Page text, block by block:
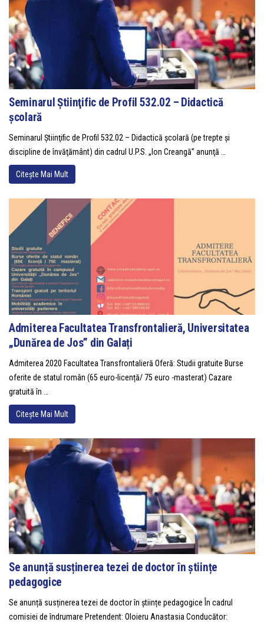
Seminarul Ştiinţific de Profil 532.02 – Didactică
şcolară
Seminarul Ştiinţific de Profil 532.02 – Didactică şcolară (pe trepte şi
discipline de învăţământ) din cadrul U.P.S. „Ion Creangă” anunţă …
Citește Mai Mult
Admiterea Facultatea Transfrontalieră, Universitatea
„Dunărea de Jos” din Galați
Admiterea 2020 Facultatea Transfrontalieră Oferă: Studii gratuite Burse
oferite de statul român (65 euro-licență/ 75 euro -masterat) Cazare
gratuită în …
Citește Mai Mult
Se anunță susținerea tezei de doctor în științe
pedagogice
Se anunță susținerea tezei de doctor în științe pedagogice În cadrul
comisiei de îndrumare Pretendent: Oloieru Anastasia Conducător: